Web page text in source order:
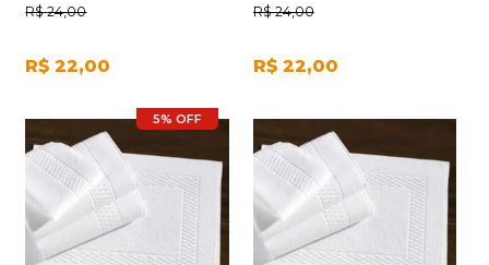
R$ 24,00
R$ 22,00
R$ 24,00
R$ 22,00
5% OFF